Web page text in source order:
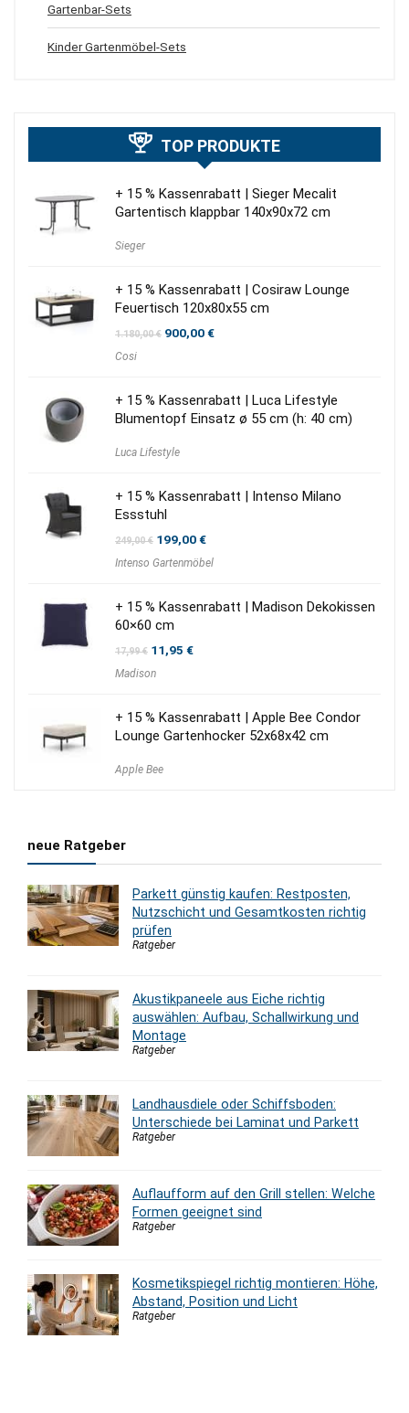
Gartenbar-Sets
Kinder Gartenmöbel-Sets
TOP PRODUKTE
+ 15 % Kassenrabatt | Sieger Mecalit
Gartentisch klappbar 140x90x72 cm
Sieger
+ 15 % Kassenrabatt | Cosiraw Lounge
Feuertisch 120x80x55 cm
1.180,00€ Ursprünglicher
900,00€Aktueller
Cosi
+ 15 % Kassenrabatt | Luca Lifestyle
Blumentopf Einsatz ø 55 cm (h: 40 cm)
Luca Lifestyle
+ 15 % Kassenrabatt | Intenso Milano
Essstuhl
249,00€ Ursprünglicher
war:
199,00€Aktueller
ist:
Intenso Gartenmöbel
+ 15 % Kassenrabatt | Madison Dekokissen
60×60 cm
17,99€ Ursprünglicher
war:
11,95 €Aktueller
Madison
+ 15 % Kassenrabatt | Apple Bee Condor
Lounge Gartenhocker 52x68x42 cm
Apple Bee
neue Ratgeber
Parkett günstig kaufen: Restposten,
Nutzschicht und Gesamtkosten richtig
prüfen
Ratgeber
Akustikpaneele aus Eiche richtig
auswählen: Aufbau, Schallwirkung und
Montage
Ratgeber
Landhausdiele oder Schiffsboden:
Unterschiede bei Laminat und Parkett
Ratgeber
Auflaufform auf den Grill stellen: Welche
Formen geeignet sind
Ratgeber
Kosmetikspiegel richtig montieren: Höhe,
Abstand, Position und Licht
Ratgeber